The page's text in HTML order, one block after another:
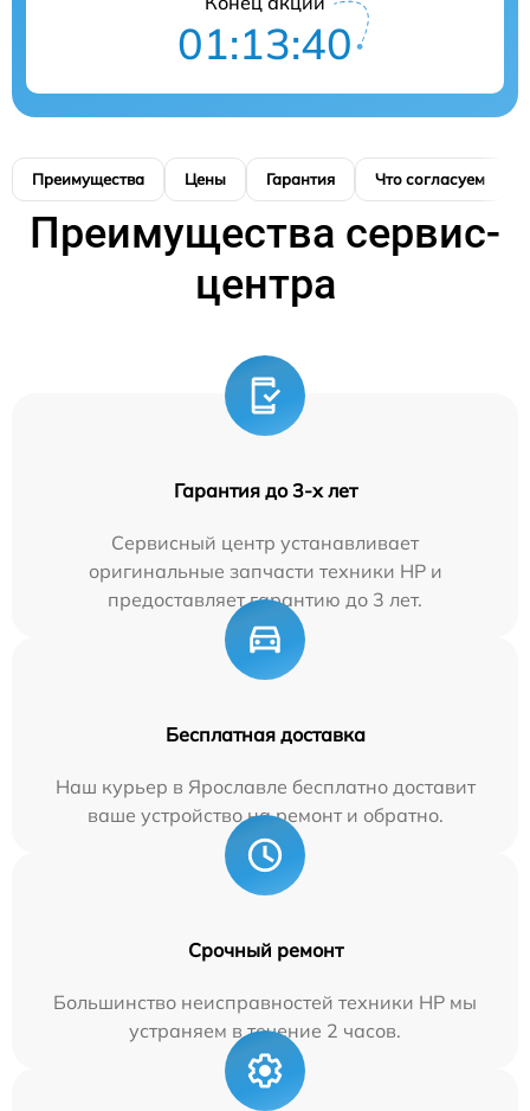
01:13:39
Преимущества Цены Гарантия Что согласуем
Преимущества сервис-
центра
Гарантия до 3-х лет
Сервисный центр устанавливает
оригинальные запчасти техники HP и
предоставляет гарантию до 3 лет.
Бесплатная доставка
Наш курьер в Ярославле бесплатно доставит
ваше устройство на ремонт и обратно.
Срочный ремонт
Большинство неисправностей техники HP мы
устраняем в течение 2 часов.